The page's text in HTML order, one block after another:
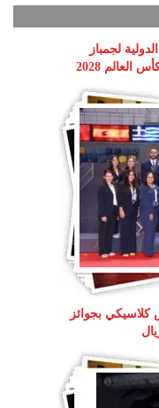
لجمباز
2028
بجوائز